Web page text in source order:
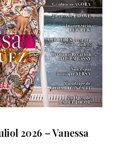
2026 – Vanessa